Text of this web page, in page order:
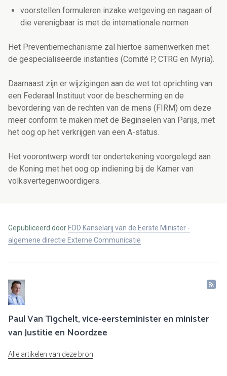
voorstellen formuleren inzake wetgeving en nagaan of
die verenigbaar is met de internationale normen
Het Preventiemechanisme zal hiertoe samenwerken met
de gespecialiseerde instanties (Comité P, CTRG en Myria).
Daarnaast zijn er wijzigingen aan de wet tot oprichting van
een Federaal Instituut voor de bescherming en de
bevordering van de rechten van de mens (FIRM) om deze
meer conform te maken met de Beginselen van Parijs, met
het oog op het verkrijgen van een A-status.
Het voorontwerp wordt ter ondertekening voorgelegd aan
de Koning met het oog op indiening bij de Kamer van
volksvertegenwoordigers.
Gepubliceerd door FOD Kanselarij van de Eerste Minister -
algemene directie Externe Communicatie
Paul Van Tigchelt, vice-eersteminister en minister
van Justitie en Noordzee
Alle artikelen van deze bron